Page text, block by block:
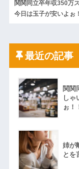
関関同立卒年収350万
今日は玉子が安いよぉ
最近の記事
関関
しゃ
ぉ！
姉が
とを